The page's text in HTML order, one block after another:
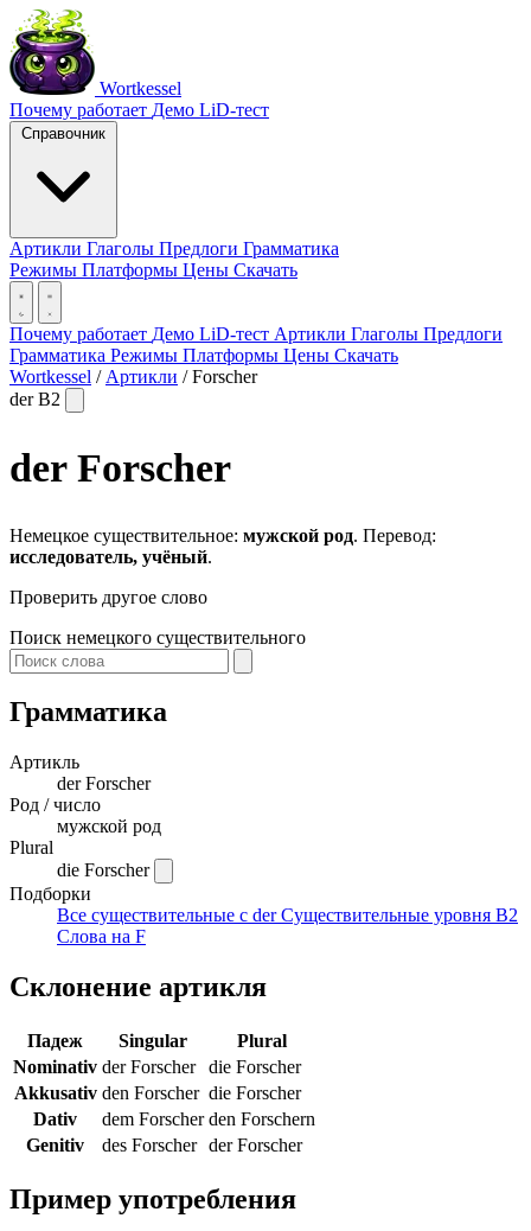
Wortkessel
Почему работает Демо LiD-тест
Справочник
Артикли Глаголы Предлоги Грамматика
Режимы Платформы Цены Скачать
Почему работает Демо LiD-тест Артикли Глаголы Предлоги
Грамматика Режимы Платформы Цены Скачать
Wortkessel / Артикли / Forscher
derB2
derForscher
Немецкое существительное: мужской род. Перевод:
исследователь, учёный.
Проверить другое слово
Поиск немецкого существительного
Грамматика
Артикль
derForscher
Род / число
мужской род
Plural
die Forscher
Подборки
Все существительные с derСуществительные уровня B2
Слова на F
Склонение артикля
Падеж Singular
Plural
Nominativ der Forscher
die Forscher
Akkusativ den Forscher die Forscher
Dativ
dem Forscher den Forschern
Genitiv
des Forscher der Forscher
Пример употребления